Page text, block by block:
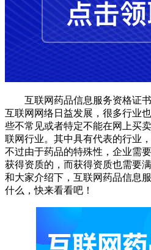
互联网药品信息服务资格证
互联网网络日益发展，很多行业
些不常见或者特定不能在网上买
联网行业。其中具有代表的行业
不过由于药品的特殊性，企业需
获得资质的，而获得资质也需要
和大家介绍下，互联网药品信息
什么，快来看看吧！